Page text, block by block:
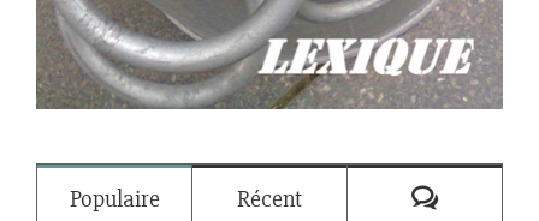
Populaire Récent